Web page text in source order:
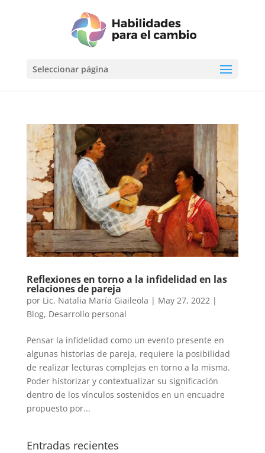
Seleccionar página
Reflexiones en torno a la infidelidad en las
relaciones de pareja
por Lic. Natalia María Giaileola | May 27, 2022|
Blog, Desarrollo personal
Pensar la infidelidad como un evento presente en
algunas historias de pareja, requiere la posibilidad
de realizar lecturas complejas en torno a la misma.
Poder historizar y contextualizar su significación
dentro de los vínculos sostenidos en un encuadre
propuesto por...
Entradas recientes